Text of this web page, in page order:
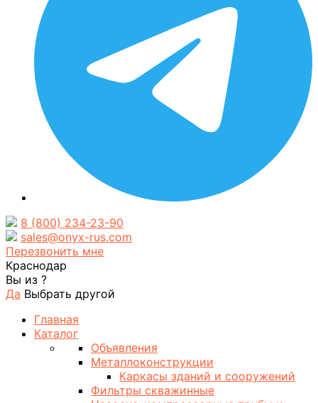
8 (800) 234-23-90
sales@onyx-rus.com
Перезвонить мне
Краснодар
Вы из ?
Да Выбрать другой
Главная
Каталог
Объявления
Металлоконструкции
Каркасы зданий и сооружений
Фильтры скважинные